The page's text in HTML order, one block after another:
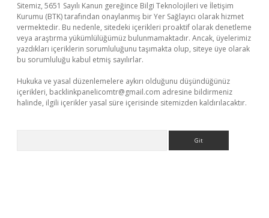
Sitemiz, 5651 Sayılı Kanun gereğince Bilgi Teknolojileri ve İletişim
Kurumu (BTK) tarafından onaylanmış bir Yer Sağlayıcı olarak hizmet
vermektedir. Bu nedenle, sitedeki içerikleri proaktif olarak denetleme
veya araştırma yükümlülüğümüz bulunmamaktadır. Ancak, üyelerimiz
yazdıkları içeriklerin sorumluluğunu taşımakta olup, siteye üye olarak
bu sorumluluğu kabul etmiş sayılırlar.
Hukuka ve yasal düzenlemelere aykırı olduğunu düşündüğünüz
içerikleri, backlinkpanelicomtr@gmail.com adresine bildirmeniz
halinde, ilgili içerikler yasal süre içerisinde sitemizden kaldırılacaktır.